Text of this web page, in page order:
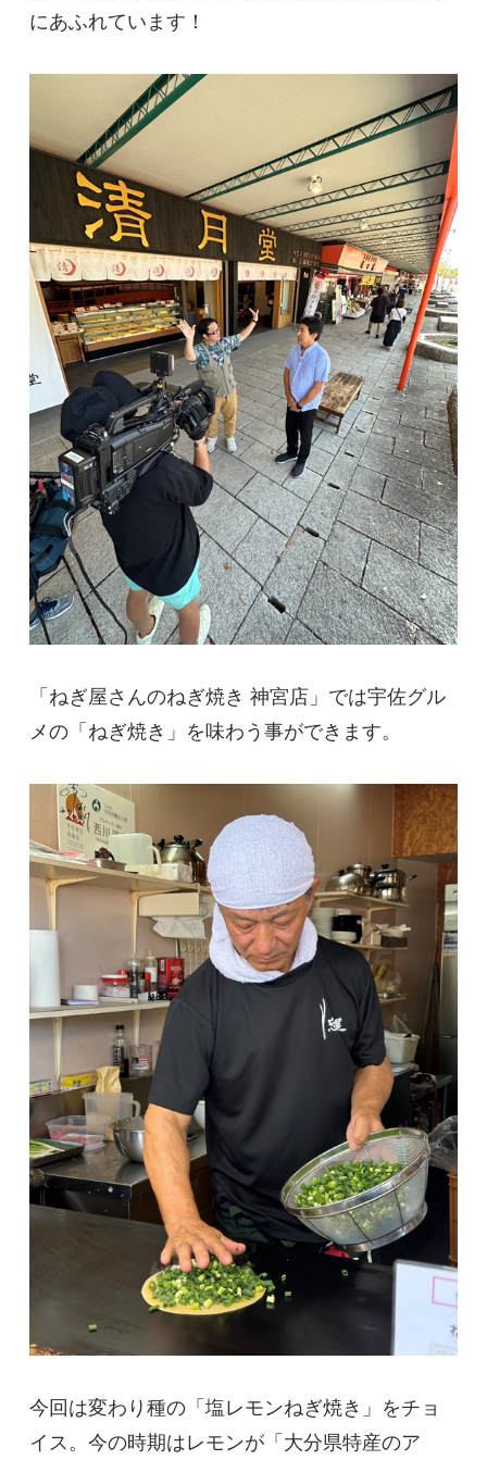
にあふれています！
「ねぎ屋さんのねぎ焼き 神宮店」では宇佐グル
メの「ねぎ焼き」を味わう事ができます。
今回は変わり種の「塩レモンねぎ焼き」をチョ
イス。今の時期はレモンが「大分県特産のア